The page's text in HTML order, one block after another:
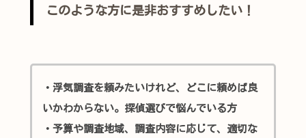
このような方に是非おすすめしたい！
・浮気調査を頼みたいけれど、どこに頼めば良
いかわからない。探偵選びで悩んでいる方
・予算や調査地域、調査内容に応じて、適切な